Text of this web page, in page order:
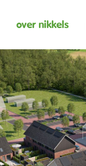
over nikkels